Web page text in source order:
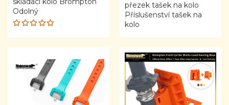
Odolný
Rated
5.00out
přezek tašek na kolo
Příslušenství tašek na
kolo